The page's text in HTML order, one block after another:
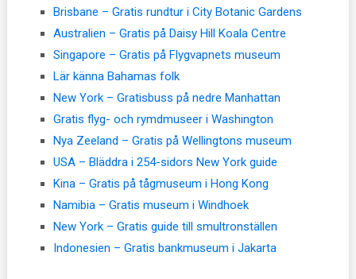
Brisbane – Gratis rundtur i City Botanic Gardens
Australien – Gratis på Daisy Hill Koala Centre
Singapore – Gratis på Flygvapnets museum
Lär känna Bahamas folk
New York – Gratisbuss på nedre Manhattan
Gratis flyg- och rymdmuseer i Washington
Nya Zeeland – Gratis på Wellingtons museum
USA – Bläddra i 254-sidors New York guide
Kina – Gratis på tågmuseum i Hong Kong
Namibia – Gratis museum i Windhoek
New York – Gratis guide till smultronställen
Indonesien – Gratis bankmuseum i Jakarta